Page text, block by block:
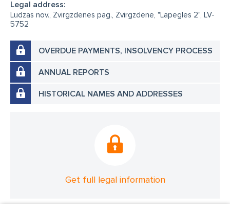
Legal address:
Ludzas nov., Zvirgzdenes pag., Zvirgzdene, "Lapegles 2", LV-
5752
OVERDUE PAYMENTS, INSOLVENCY PROCESS
ANNUAL REPORTS
HISTORICAL NAMES AND ADDRESSES
Get full legal information